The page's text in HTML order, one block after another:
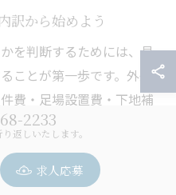
訳から始めよう
を判断するためには、見
ことが第一歩です。外壁
費・足場設置費・下地補
が含まれます。これらが
2233
返しいたします。
求人応募